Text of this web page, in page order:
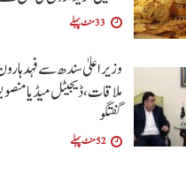
33 منٹ پہلے
وزیراعلیٰ سندھ سے فہد
ملاقات، ڈیجیٹل میڈیا
گفتگو
52 منٹ پہلے